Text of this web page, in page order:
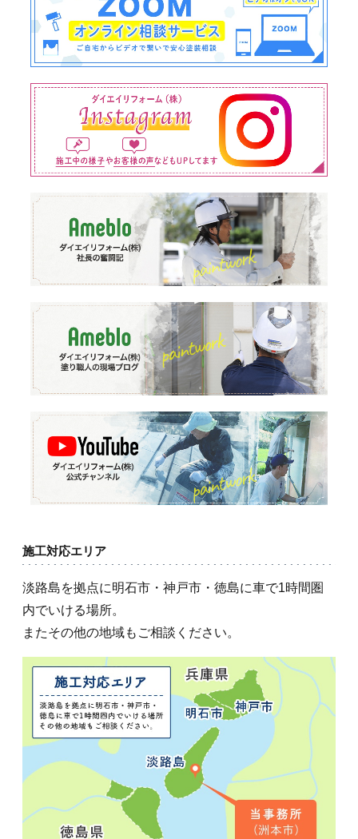
施工対応エリア
淡路島を拠点に明石市・神戸市・徳島に車で1時間圏
内でいける場所。
またその他の地域もご相談ください。